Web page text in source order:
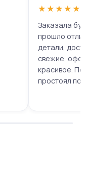
★★★★★
Заказала
прошло
детали,
свежие,
красивое.
простоял